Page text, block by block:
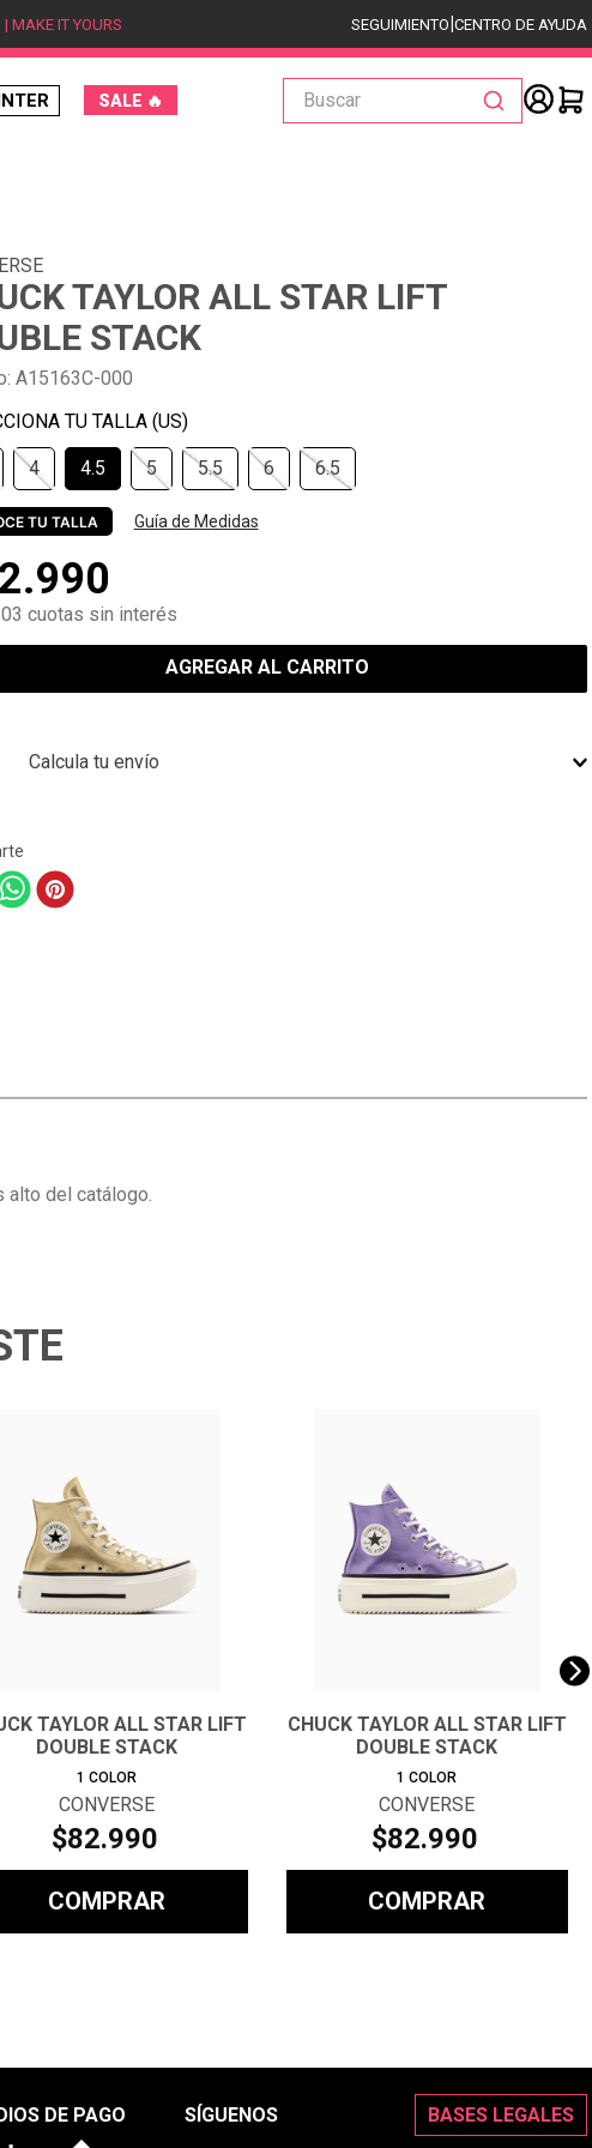
MAKE IT YOURS SEGUIMIENTO|CENTRO DE AYUDA
SALE 🔥
Buscar
TAYLOR ALL STAR LIFT
STACK
: A15163C-000
4 4.5 5 5.5 6 6.5
TU TALLA Guía de Medidas
.990
cuotas sin interés
AGREGAR AL CARRITO
Calcula tu envío
alto del catálogo.
TAYLOR ALL STAR LIFT
DOUBLE STACK
1 COLOR
CONVERSE
$82.990
COMPRAR
CHUCK TAYLOR ALL STAR LIFT
DOUBLE STACK
1 COLOR
CONVERSE
$82.990
COMPRAR
DE PAGO SÍGUENOS BASES LEGALES